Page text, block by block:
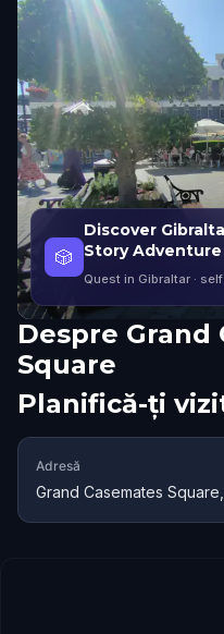
🎲
Discover
Story Adventure
Quest in Gibraltar ·
Despre Grand
Square
Planifică-ți
Adresă
Grand Casemates